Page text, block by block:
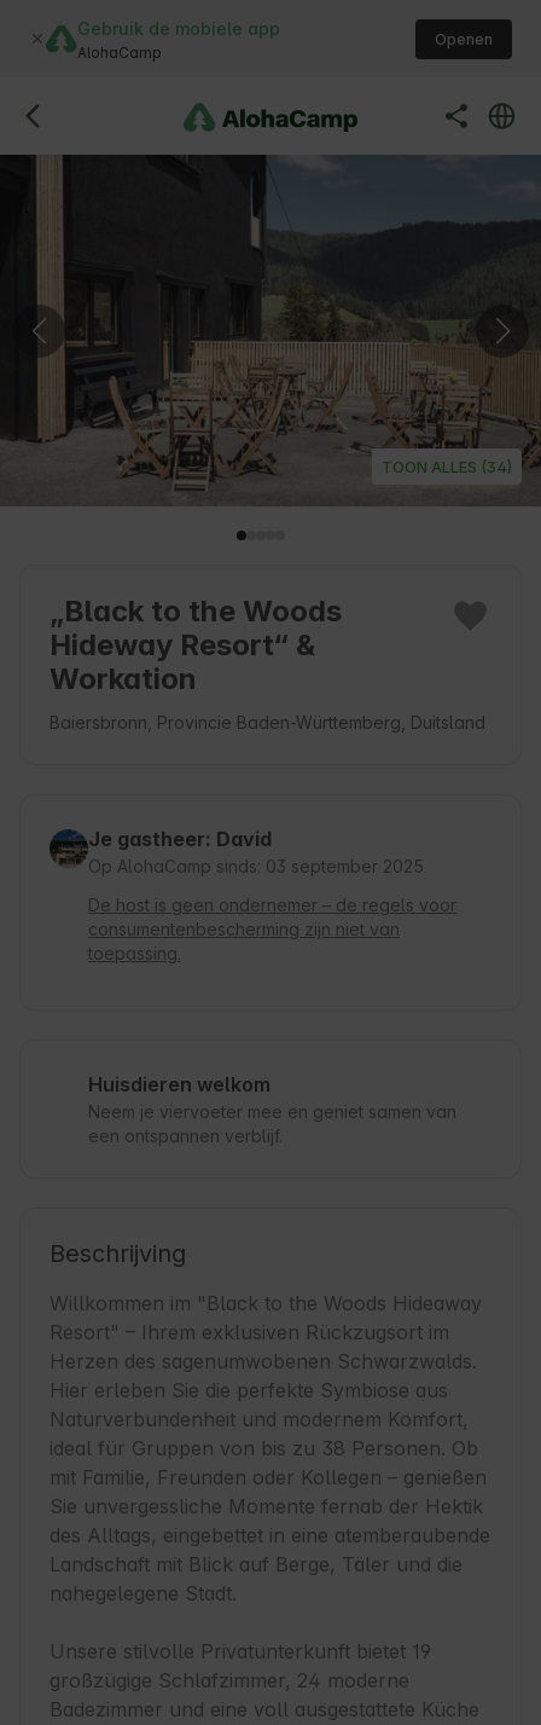
Gebruik de mobiele app
AlohaCamp
Openen
TOON ALLES (34)
„Black to the Woods
Hideway Resort“ &
Workation
Baiersbronn, Provincie Baden-Württemberg, Duitsland
Je gastheer: David
Op AlohaCamp sinds: 03 september 2025
De host is geen ondernemer – de regels voor
consumentenbescherming zijn niet van
toepassing.
Huisdieren welkom
Neem je viervoeter mee en geniet samen van
een ontspannen verblijf.
Beschrijving
Willkommen im "Black to the Woods Hideaway
Resort" – Ihrem exklusiven Rückzugsort im
Herzen des sagenumwobenen Schwarzwalds.
Hier erleben Sie die perfekte Symbiose aus
Naturverbundenheit und modernem Komfort,
ideal für Gruppen von bis zu 38 Personen. Ob
mit Familie, Freunden oder Kollegen – genießen
Sie unvergessliche Momente fernab der Hektik
des Alltags, eingebettet in eine atemberaubende
Landschaft mit Blick auf Berge, Täler und die
nahegelegene Stadt.
Unsere stilvolle Privatunterkunft bietet 19
großzügige Schlafzimmer, 24 moderne
Badezimmer und eine voll ausgestattete Küche